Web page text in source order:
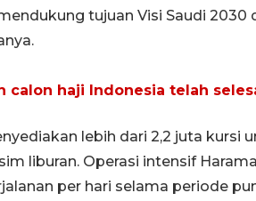
tujuan Visi Saudi 2030
calon haji Indonesia telah
lebih dari 2,2 juta kursi
liburan. Operasi intensif
per hari selama periode